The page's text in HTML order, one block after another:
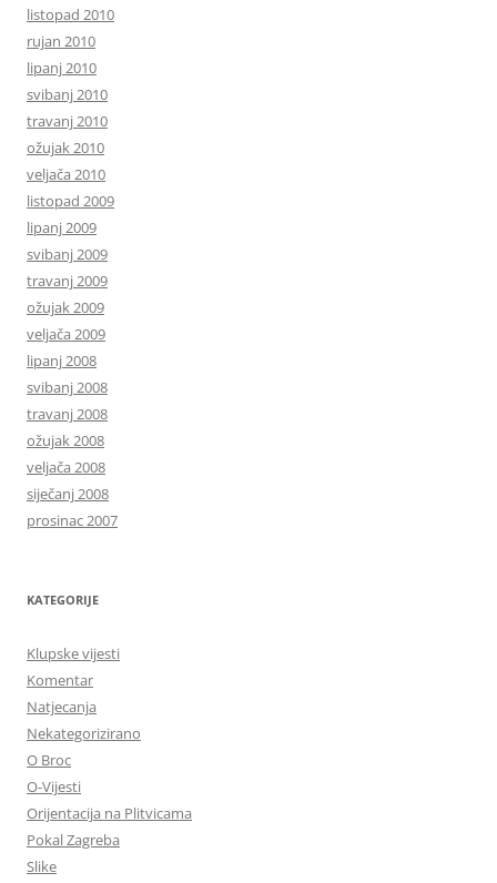
listopad 2010
rujan 2010
lipanj 2010
svibanj 2010
travanj 2010
ožujak 2010
veljača 2010
listopad 2009
lipanj 2009
svibanj 2009
travanj 2009
ožujak 2009
veljača 2009
lipanj 2008
svibanj 2008
travanj 2008
ožujak 2008
veljača 2008
siječanj 2008
prosinac 2007
KATEGORIJE
Klupske vijesti
Komentar
Natjecanja
Nekategorizirano
O Broc
O-Vijesti
Orijentacija na Plitvicama
Pokal Zagreba
Slike